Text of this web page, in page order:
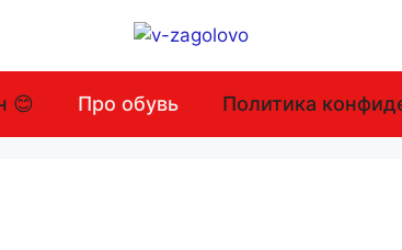
😊 Про обувь Политика